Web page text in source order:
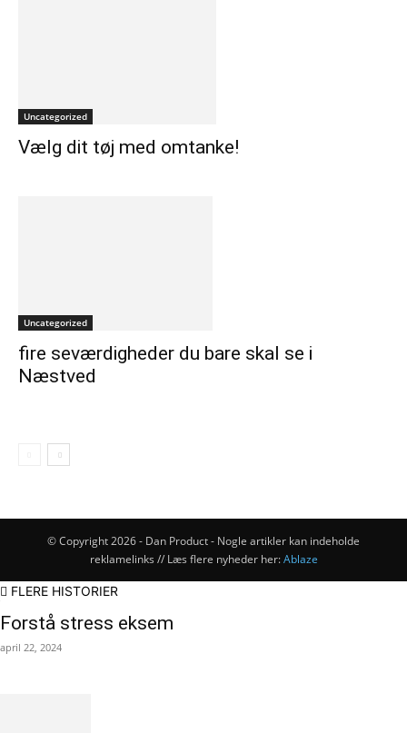
Uncategorized
Vælg dit tøj med omtanke!
Uncategorized
fire seværdigheder du bare skal se i
Næstved
© Copyright 2026 - Dan Product - Nogle artikler kan indeholde
reklamelinks // Læs flere nyheder her:Ablaze
FLERE HISTORIER
Forstå stress eksem
april 22, 2024